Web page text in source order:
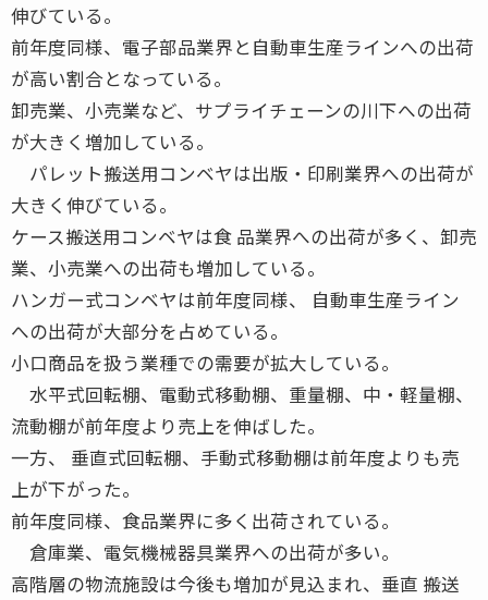
伸びている。
前年度同様、電子部品業界と自動車生産ラインへの出荷
が高い割合となっている。
卸売業、小売業など、サプライチェーンの川下への出荷
が大きく増加している。
パレット搬送用コンベヤは出版・印刷業界への出荷が
大きく伸びている。
ケース搬送用コンベヤは食 品業界への出荷が多く、卸売
業、小売業への出荷も増加している。
ハンガー式コンベヤは前年度同様、 自動車生産ライン
への出荷が大部分を占めている。
小口商品を扱う業種での需要が拡大している。
水平式回転棚、電動式移動棚、重量棚、中・軽量棚、
流動棚が前年度より売上を伸ばした。
一方、 垂直式回転棚、手動式移動棚は前年度よりも売
上が下がった。
前年度同様、食品業界に多く出荷されている。
倉庫業、電気機械器具業界への出荷が多い。
高階層の物流施設は今後も増加が見込まれ、垂直 搬送